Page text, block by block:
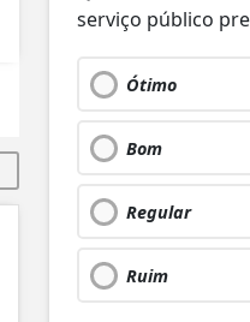
serviço público
Ótimo
Bom
Regular
Ruim